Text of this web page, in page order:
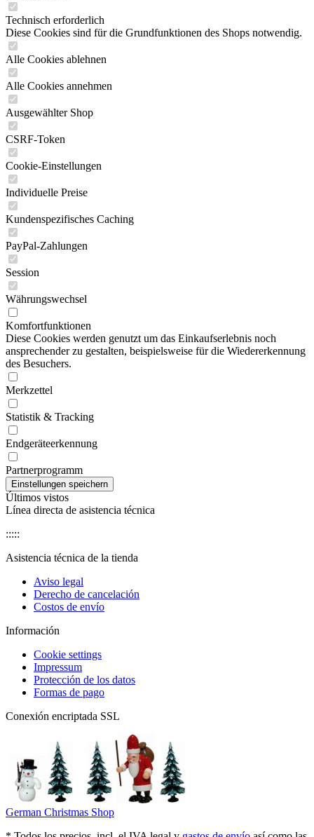
Technisch erforderlich
Diese Cookies sind für die Grundfunktionen des Shops notwendig.
Alle Cookies ablehnen
Alle Cookies annehmen
Ausgewählter Shop
CSRF-Token
Cookie-Einstellungen
Individuelle Preise
Kundenspezifisches Caching
PayPal-Zahlungen
Session
Währungswechsel
Komfortfunktionen
Diese Cookies werden genutzt um das Einkaufserlebnis noch
ansprechender zu gestalten, beispielsweise für die Wiedererkennung
des Besuchers.
Merkzettel
Statistik & Tracking
Endgeräteerkennung
Partnerprogramm
Últimos vistos
Línea directa de asistencia técnica
:::::
Asistencia técnica de la tienda
Aviso legal
Derecho de cancelación
Costos de envío
Información
Cookie settings
Impressum
Protección de los datos
Formas de pago
Conexión encriptada SSL
German Christmas Shop